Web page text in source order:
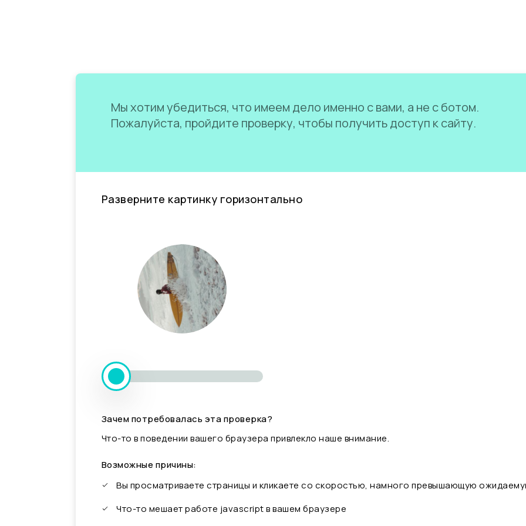
Мы хотим убедиться, что имеем дело именно с вами, а не с ботом.
Пожалуйста, пройдите проверку, чтобы получить доступ к сайту.
Разверните картинку горизонтально
Зачем потребовалась эта проверка?
Что-то в поведении вашего браузера привлекло наше внимание.
Возможные причины:
Вы просматриваете страницы и кликаете со скоростью, намного превышающую
Что-то мешает работе javascript в вашем браузере